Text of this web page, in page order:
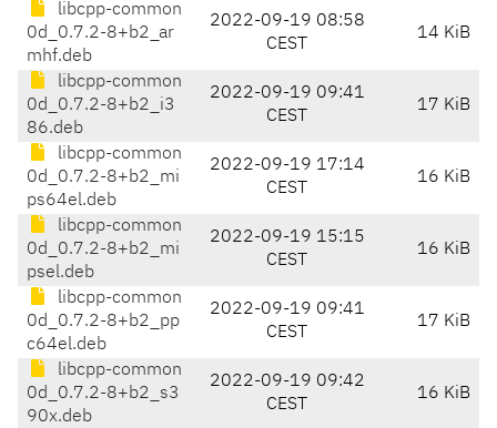
libcpp-common
0d_0.7.2-8+b2_ar
mhf.deb
2022-09-19 08:58
CEST
14 KiB
libcpp-common
0d_0.7.2-8+b2_i3
86.deb
2022-09-19 09:41
CEST
17 KiB
libcpp-common
0d_0.7.2-8+b2_mi
ps64el.deb
2022-09-19 17:14
CEST
16 KiB
libcpp-common
0d_0.7.2-8+b2_mi
psel.deb
2022-09-19 15:15
CEST
16 KiB
libcpp-common
0d_0.7.2-8+b2_pp
c64el.deb
2022-09-19 09:41
CEST
17 KiB
libcpp-common
0d_0.7.2-8+b2_s3
90x.deb
2022-09-19 09:42
CEST
16 KiB